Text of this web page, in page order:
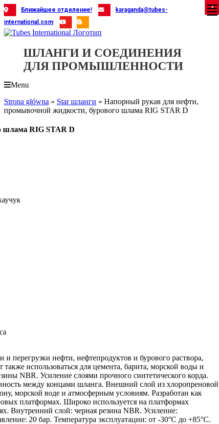
Skip
to
content
Ближайшее отделение!
karaganda@tubes-
international.com
ШЛАНГИ И СОЕДИНЕНИЯ
ДЛЯ ПРОМЫШЛЕННОСТИ
Menu
Strona główna » Star шланги » Напорный рукав для нефти,
промывочной жидкости, бурового шлама RIG STAR D
шлама RIG STAR D
перегрузки нефти, нефтепродуктов и бурового раствора,
использоваться для цемента, барита, морской воды и
NBR. Усиление слоями прочного синтетического корда.
между концами шланга. Внешний слой из хлоропреновой
морской воде и атмосферным условиям. Разработан как
платформах. Широко используется на платформах
Внутренний слой: черная резина NBR. Усиление:
20 бар. Температура эксплуатации: от -30°C до +85°C.
X
X
X
X
X
X
X
X
X
X
X
X
X
X
X
X
X
X
X